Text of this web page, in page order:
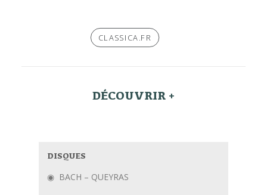
CLASSICA.FR
DÉCOUVRIR +
DISQUES
BACH – QUEYRAS